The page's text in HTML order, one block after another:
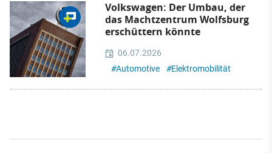
Volkswagen: Der Umbau, der
das Machtzentrum Wolfsburg
erschüttern könnte
06.07.2026
#Automotive #Elektromobilität